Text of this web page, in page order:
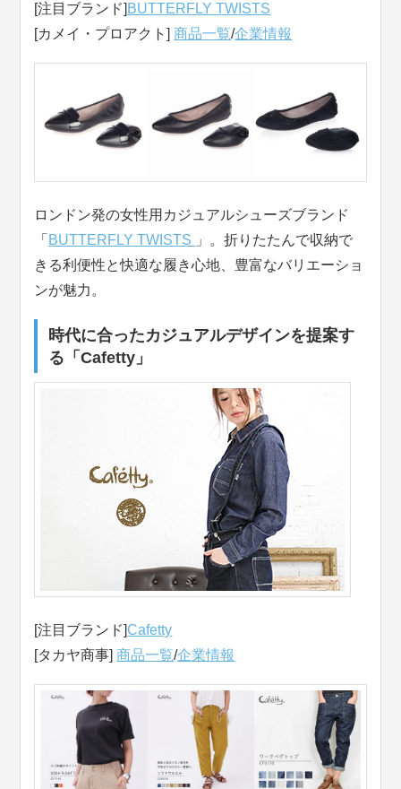
[注目ブランド] BUTTERFLY TWISTS
[カメイ・プロアクト]商品一覧/企業情報
ロンドン発の女性用カジュアルシューズブランド
「 BUTTERFLY TWISTS
」。折りたたんで収納で
きる利便性と快適な履き心地、豊富なバリエーショ
ンが魅力。
時代に合ったカジュアルデザインを提案す
る「Cafetty」
[注目ブランド]Cafetty
[タカヤ商事]商品一覧/企業情報